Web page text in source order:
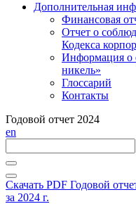
Дополнительная
Финансовая
Отчет о
Кодекса
Информация
никель»
Глоссарий
Контакты
Годовой отчет 2024
en
Скачать PDF Годовой
за 2024 г.